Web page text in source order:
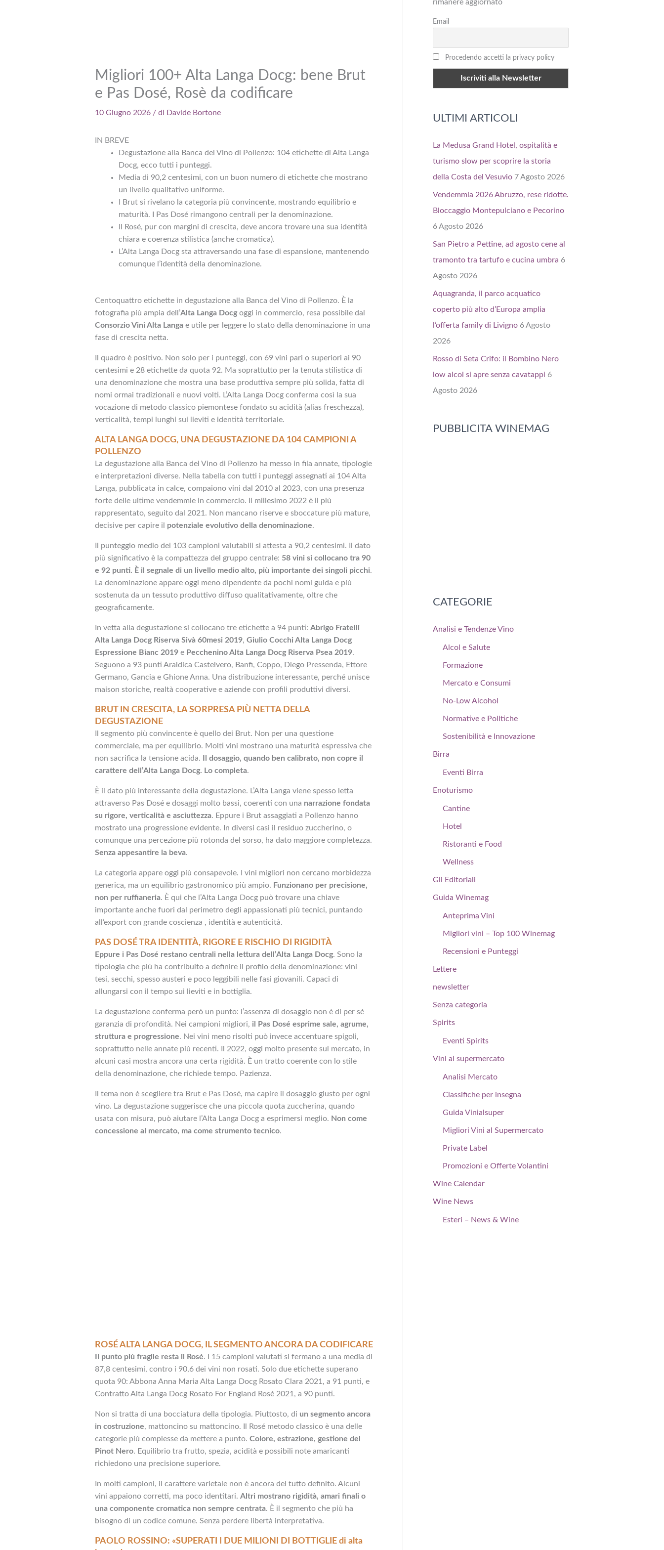
Migliori 100+ Alta Langa Docg: bene Brut
e Pas Dosé, Rosè da codificare
10 Giugno 2026 / di Davide Bortone
IN BREVE
Degustazione alla Banca del Vino di Pollenzo: 104 etichette di Alta Langa
Docg, ecco tutti i punteggi.
Media di 90,2 centesimi, con un buon numero di etichette che mostrano
un livello qualitativo uniforme.
I Brut si rivelano la categoria più convincente, mostrando equilibrio e
maturità. I Pas Dosé rimangono centrali per la denominazione.
Il Rosé, pur con margini di crescita, deve ancora trovare una sua identità
chiara e coerenza stilistica (anche cromatica).
L’Alta Langa Docg sta attraversando una fase di espansione, mantenendo
comunque l’identità della denominazione.
Centoquattro etichette in degustazione alla Banca del Vino di Pollenzo. È la
fotografia più ampia dell’Alta Langa Docg oggi in commercio, resa possibile dal
Consorzio Vini Alta Langa e utile per leggere lo stato della denominazione in una
fase di crescita netta.
Il quadro è positivo. Non solo per i punteggi, con 69 vini pari o superiori ai 90
centesimi e 28 etichette da quota 92. Ma soprattutto per la tenuta stilistica di
una denominazione che mostra una base produttiva sempre più solida, fatta di
nomi ormai tradizionali e nuovi volti. L’Alta Langa Docg conferma così la sua
vocazione di metodo classico piemontese fondato su acidità (alias freschezza),
verticalità, tempi lunghi sui lieviti e identità territoriale.
ALTA LANGA DOCG, UNA DEGUSTAZIONE DA 104 CAMPIONI A
POLLENZO
La degustazione alla Banca del Vino di Pollenzo ha messo in fila annate, tipologie
e interpretazioni diverse. Nella tabella con tutti i punteggi assegnati ai 104 Alta
Langa, pubblicata in calce, compaiono vini dal 2010 al 2023, con una presenza
forte delle ultime vendemmie in commercio. Il millesimo 2022 è il più
rappresentato, seguito dal 2021. Non mancano riserve e sboccature più mature,
decisive per capire il potenziale evolutivo della denominazione.
Il punteggio medio dei 103 campioni valutabili si attesta a 90,2 centesimi. Il dato
più significativo è la compattezza del gruppo centrale: 58 vini si collocano tra 90
e 92 punti. È il segnale di un livello medio alto, più importante dei singoli picchi.
La denominazione appare oggi meno dipendente da pochi nomi guida e più
sostenuta da un tessuto produttivo diffuso qualitativamente, oltre che
geograficamente.
In vetta alla degustazione si collocano tre etichette a 94 punti: Abrigo Fratelli
Alta Langa Docg Riserva Sivà 60mesi 2019, Giulio Cocchi Alta Langa Docg
Espressione Bianc 2019 e Pecchenino Alta Langa Docg Riserva Psea 2019.
Seguono a 93 punti Araldica Castelvero, Banfi, Coppo, Diego Pressenda, Ettore
Germano, Gancia e Ghione Anna. Una distribuzione interessante, perché unisce
maison storiche, realtà cooperative e aziende con profili produttivi diversi.
BRUT IN CRESCITA, LA SORPRESA PIÙ NETTA DELLA
DEGUSTAZIONE
Il segmento più convincente è quello dei Brut. Non per una questione
commerciale, ma per equilibrio. Molti vini mostrano una maturità espressiva che
non sacrifica la tensione acida.
Il dosaggio, quando ben calibrato, non copre il
carattere dell’Alta Langa Docg. Lo completa.
È il dato più interessante della degustazione. L’Alta Langa viene spesso letta
attraverso Pas Dosé e dosaggi molto bassi, coerenti con una narrazione fondata
su rigore, verticalità e asciuttezza. Eppure i Brut assaggiati a Pollenzo hanno
mostrato una progressione evidente. In diversi casi il residuo zuccherino, o
comunque una percezione più rotonda del sorso, ha dato maggiore completezza.
Senza appesantire la beva.
La categoria appare oggi più consapevole. I vini migliori non cercano morbidezza
generica, ma un equilibrio gastronomico più ampio. Funzionano per precisione,
non per ruffianeria. È qui che l’Alta Langa Docg può trovare una chiave
importante anche fuori dal perimetro degli appassionati più tecnici, puntando
all’export con grande coscienza , identità e autenticità.
PAS DOSÉ TRA IDENTITÀ, RIGORE E RISCHIO DI RIGIDITÀ
Eppure i Pas Dosé restano centrali nella lettura dell’Alta Langa Docg. Sono la
tipologia che più ha contribuito a definire il profilo della denominazione: vini
tesi, secchi, spesso austeri e poco leggibili nelle fasi giovanili. Capaci di
allungarsi con il tempo sui lieviti e in bottiglia.
La degustazione conferma però un punto: l’assenza di dosaggio non è di per sé
garanzia di profondità. Nei campioni migliori, il Pas Dosé esprime sale, agrume,
struttura e progressione. Nei vini meno risolti può invece accentuare spigoli,
soprattutto nelle annate più recenti. Il 2022, oggi molto presente sul mercato, in
alcuni casi mostra ancora una certa rigidità. È un tratto coerente con lo stile
della denominazione, che richiede tempo. Pazienza.
Il tema non è scegliere tra Brut e Pas Dosé, ma capire il dosaggio giusto per ogni
vino. La degustazione suggerisce che una piccola quota zuccherina, quando
usata con misura, può aiutare l’Alta Langa Docg a esprimersi meglio. Non come
concessione al mercato, ma come strumento tecnico.
ROSÉ ALTA LANGA DOCG, IL SEGMENTO ANCORA DA CODIFICARE
Il punto più fragile resta il Rosé. I 15 campioni valutati si fermano a una media di
87,8 centesimi, contro i 90,6 dei vini non rosati. Solo due etichette superano
quota 90: Abbona Anna Maria Alta Langa Docg Rosato Clara 2021, a 91 punti, e
Contratto Alta Langa Docg Rosato For England Rosé 2021, a 90 punti.
Non si tratta di una bocciatura della tipologia. Piuttosto, di un segmento ancora
in costruzione, mattoncino su mattoncino. Il Rosé metodo classico è una delle
categorie più complesse da mettere a punto. Colore, estrazione, gestione del
Pinot Nero. Equilibrio tra frutto, spezia, acidità e possibili note amaricanti
richiedono una precisione superiore.
In molti campioni, il carattere varietale non è ancora del tutto definito. Alcuni
vini appaiono corretti, ma poco identitari. Altri mostrano rigidità, amari finali o
una componente cromatica non sempre centrata. È il segmento che più ha
bisogno di un codice comune. Senza perdere libertà interpretativa.
PAOLO ROSSINO: «SUPERATI I DUE MILIONI DI BOTTIGLIE di alta
rimanere aggiornato
Email
Procedendo accetti la privacy policy
ULTIMI ARTICOLI
La Medusa Grand Hotel, ospitalità e
turismo slow per scoprire la storia
della Costa del Vesuvio 7 Agosto 2026
Vendemmia 2026 Abruzzo, rese ridotte.
Bloccaggio Montepulciano e Pecorino
6 Agosto 2026
San Pietro a Pettine, ad agosto cene al
tramonto tra tartufo e cucina umbra 6
Agosto 2026
Aquagranda, il parco acquatico
coperto più alto d’Europa amplia
l’offerta family di Livigno 6 Agosto
2026
Rosso di Seta Crifo: il Bombino Nero
low alcol si apre senza cavatappi 6
Agosto 2026
PUBBLICITA WINEMAG
CATEGORIE
Analisi e Tendenze Vino
Alcol e Salute
Formazione
Mercato e Consumi
No-Low Alcohol
Normative e Politiche
Sostenibilità e Innovazione
Birra
Eventi Birra
Enoturismo
Cantine
Hotel
Ristoranti e Food
Wellness
Gli Editoriali
Guida Winemag
Anteprima Vini
Migliori vini – Top 100 Winemag
Recensioni e Punteggi
Lettere
newsletter
Senza categoria
Spirits
Eventi Spirits
Vini al supermercato
Analisi Mercato
Classifiche per insegna
Guida Vinialsuper
Migliori Vini al Supermercato
Private Label
Promozioni e Offerte Volantini
Wine Calendar
Wine News
Esteri – News & Wine